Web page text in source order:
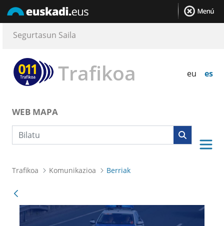
Trafikoa eu es
Segurtasun Saila
WEB MAPA
Bilaketa
Trafikoa Komunikazioa Berriak